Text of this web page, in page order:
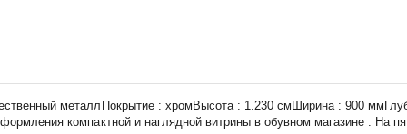
металлПокрытие : хромВысота : 1.230 смШирина : 900
компактной и наглядной витрины в обувном магазине . На